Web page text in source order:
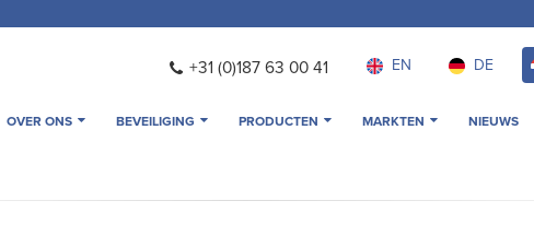
+31 (0)187 63 00 41 EN DE
OVER ONS BEVEILIGING PRODUCTEN MARKTEN NIEUWS